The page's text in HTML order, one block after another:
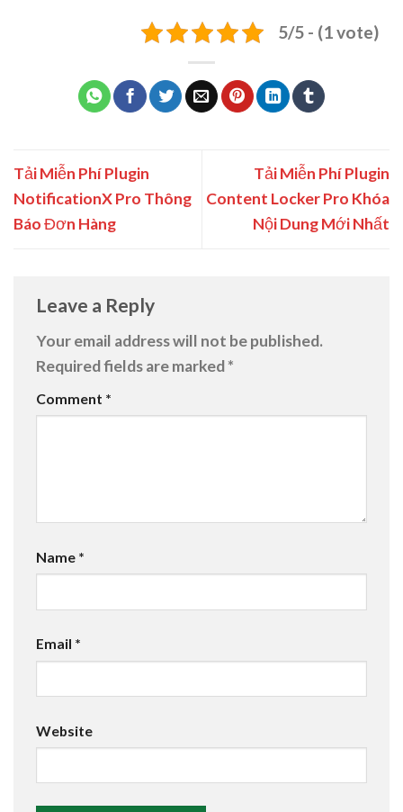
5/5 - (1 vote)
Tải Miễn Phí Plugin
NotificationX Pro Thông
Báo Đơn Hàng
Tải Miễn Phí Plugin
Content Locker Pro Khóa
Nội Dung Mới Nhất
Leave a Reply
Your email address will not be published.
Required fields are marked*
Comment *
Name *
Email *
Website